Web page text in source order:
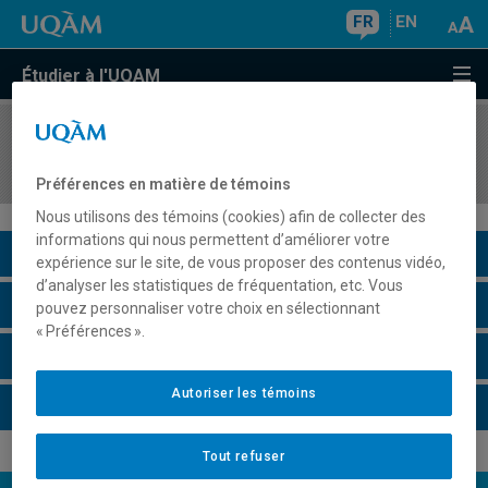
FR EN
Étudier à l'UQAM
COURS//
Description du cours
Horaire - Été 2026
Préférences en matière de témoins
Nous utilisons des témoins (cookies) afin de collecter des
informations qui nous permettent d’améliorer votre
expérience sur le site, de vous proposer des contenus vidéo,
d’analyser les statistiques de fréquentation, etc. Vous
pouvez personnaliser votre choix en sélectionnant
« Préférences ».
Tout refuser
Autoriser les témoins